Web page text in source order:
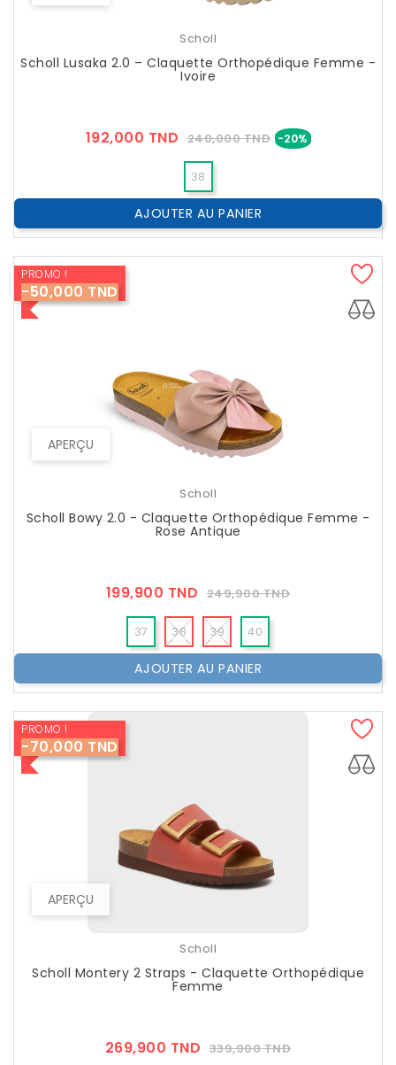
Scholl
Scholl Lusaka 2.0 – Claquette Orthopédique Femme -
Ivoire
192,000 TND Prix
Public
240,000 TND -20% Prix
38
AJOUTER AU PANIER
APERÇU
PROMO !
-50,000 TND
Scholl
Scholl Bowy 2.0 - Claquette Orthopédique Femme -
Rose Antique
199,900 TND Prix
Public
249,900 TNDPrix
37 38 39 40
AJOUTER AU PANIER
APERÇU
PROMO !
-70,000 TND
Scholl
Scholl Montery 2 Straps - Claquette Orthopédique
Femme
269,900 TND Prix
339,900 TNDPrix